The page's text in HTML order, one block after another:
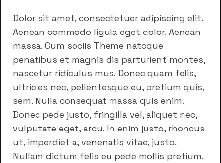
Dolor sit amet, consectetuer adipiscing elit.
Aenean commodo ligula eget dolor. Aenean
massa. Cum sociis Theme natoque
penatibus et magnis dis parturient montes,
nascetur ridiculus mus. Donec quam felis,
ultricies nec, pellentesque eu, pretium quis,
sem. Nulla consequat massa quis enim.
Donec pede justo, fringilla vel, aliquet nec,
vulputate eget, arcu. In enim justo, rhoncus
ut, imperdiet a, venenatis vitae, justo.
Nullam dictum felis eu pede mollis pretium.